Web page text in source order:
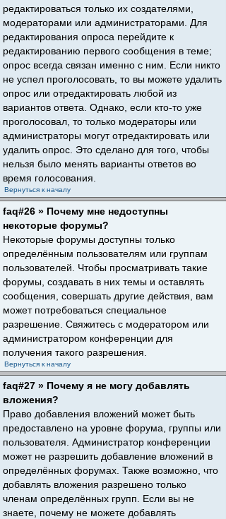
редактироваться только их создателями,
модераторами или администраторами. Для
редактирования опроса перейдите к
редактированию первого сообщения в теме;
опрос всегда связан именно с ним. Если никто
не успел проголосовать, то вы можете удалить
опрос или отредактировать любой из
вариантов ответа. Однако, если кто-то уже
проголосовал, то только модераторы или
администраторы могут отредактировать или
удалить опрос. Это сделано для того, чтобы
нельзя было менять варианты ответов во
время голосования.
Вернуться к началу
faq#26 » Почему мне недоступны
некоторые форумы?
Некоторые форумы доступны только
определённым пользователям или группам
пользователей. Чтобы просматривать такие
форумы, создавать в них темы и оставлять
сообщения, совершать другие действия, вам
может потребоваться специальное
разрешение. Свяжитесь с модератором или
администратором конференции для
получения такого разрешения.
Вернуться к началу
faq#27 » Почему я не могу добавлять
вложения?
Право добавления вложений может быть
предоставлено на уровне форума, группы или
пользователя. Администратор конференции
может не разрешить добавление вложений в
определённых форумах. Также возможно, что
добавлять вложения разрешено только
членам определённых групп. Если вы не
знаете, почему не можете добавлять